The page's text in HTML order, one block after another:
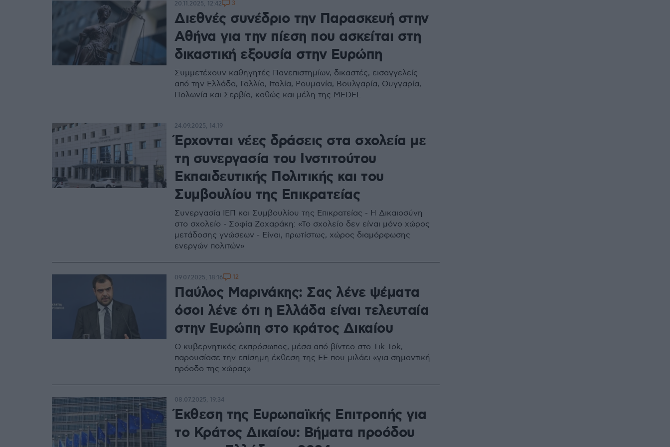
Διεθνές συνέδριο την Παρασκευή στην
Αθήνα για την πίεση που ασκείται στη
δικαστική εξουσία στην Ευρώπη
Συμμετέχουν καθηγητές Πανεπιστημίων, δικαστές, εισαγγελείς
από την Ελλάδα, Γαλλία, Ιταλία, Ρουμανία, Βουλγαρία, Ουγγαρία,
Πολωνία και Σερβία, καθώς και μέλη της MEDEL
20.11.2025, 12:42 3
Έρχονται νέες δράσεις στα σχολεία με
τη συνεργασία του Ινστιτούτου
Εκπαιδευτικής Πολιτικής και του
Συμβουλίου της Επικρατείας
Συνεργασία ΙΕΠ και Συμβουλίου της Επικρατείας - Η Δικαιοσύνη
στο σχολείο - Σοφία Ζαχαράκη: «Το σχολείο δεν είναι μόνο χώρος
μετάδοσης γνώσεων - Είναι, πρωτίστως, χώρος διαμόρφωσης
ενεργών πολιτών»
24.09.2025, 14:19
Παύλος Μαρινάκης: Σας λένε ψέματα
όσοι λένε ότι η Ελλάδα είναι τελευταία
στην Ευρώπη στο κράτος Δικαίου
Ο κυβερνητικός εκπρόσωπος, μέσα από βίντεο στο Tik Tok,
παρουσίασε την επίσημη έκθεση της ΕΕ που μιλάει «για σημαντική
πρόοδο της χώρας»
09.07.2025, 18:16 12
Έκθεση της Ευρωπαϊκής Επιτροπής για
το Κράτος Δικαίου: Βήματα προόδου
08.07.2025, 19:34